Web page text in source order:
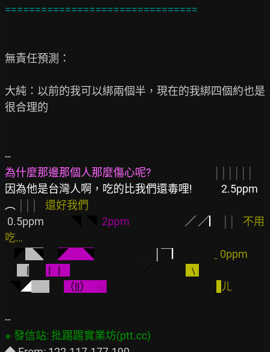
無責任預測：
大純：以前的我可以綁兩個半，現在的我綁四個約也是
很合理的
為什麼那邊那個人那麼傷心呢?
因為他是台灣人啊，吃的比我們還毒哩!            2.5ppm
︵
還好我們
0.5ppm
  2ppm
╱ ╱▏
不用
吃…
   ◥
◤      ◥
ˍ 0ppm
    |
|   |
﹨
◢ （||） ω ㄦ